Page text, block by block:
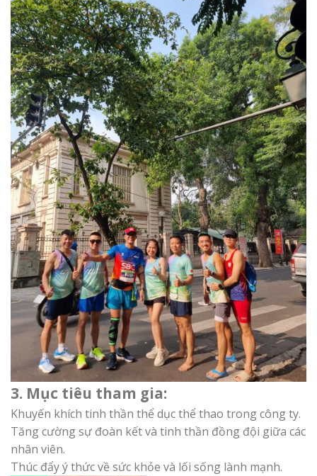
3. Mục tiêu tham gia:
Khuyến khích tinh thần thể dục thể thao trong công ty.
Tăng cường sự đoàn kết và tinh thần đồng đội giữa các
nhân viên.
Thúc đẩy ý thức về sức khỏe và lối sống lành mạnh.